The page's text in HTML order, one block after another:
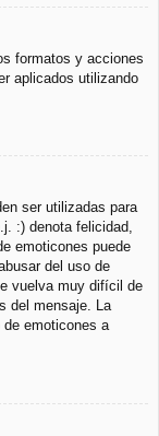
formatos y acciones
aplicados utilizando
ser utilizadas para
:) denota felicidad,
emoticones puede
del uso de
vuelva muy difícil de
del mensaje. La
emoticones a